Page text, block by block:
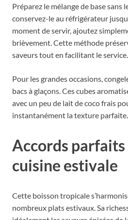
Préparez le mélange de base sans
conservez-le au réfrigérateur
moment de servir, ajoutez
brièvement. Cette méthode
saveurs tout en facilitant le service.
Pour les grandes occasions,
bacs à glaçons. Ces cubes
avec un peu de lait de coco frais
instantanément la texture parfaite.
Accords parfaits
cuisine estivale
Cette boisson tropicale
nombreux plats estivaux. Sa